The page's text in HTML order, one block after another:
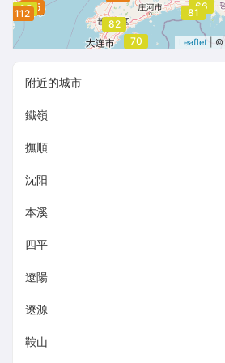
66
102
82
81
112
115
95
70 Leaflet | ©
附近的城市
鐵嶺
撫順
沈阳
本溪
四平
遼陽
遼源
鞍山